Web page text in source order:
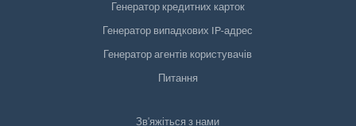
Генератор кредитних карток
Генератор випадкових IP-адрес
Генератор агентів користувачів
Питання
Зв'яжіться з нами